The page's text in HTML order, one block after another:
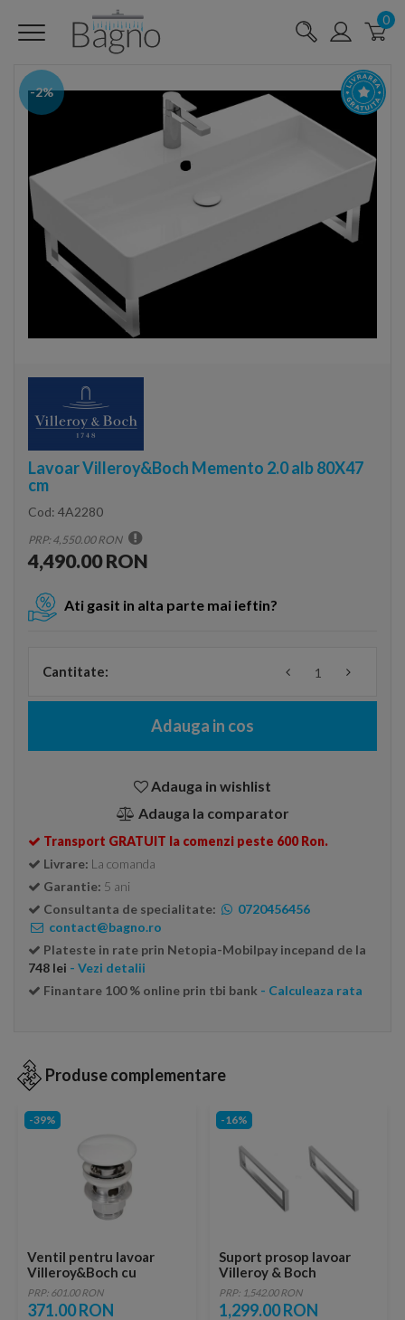
0
-2%
Lavoar Villeroy&Boch Memento 2.0 alb 80X47
cm
Cod: 4A2280
PRP: 4,550.00 RON
4,490.00 RON
Ati gasit in alta parte mai ieftin?
Cantitate:
Adauga in cos
Adauga in wishlist
Adauga la comparator
Transport GRATUIT la comenzi peste 600 Ron.
Livrare: La comanda
Garantie: 5 ani
Consultanta de specialitate:
0720456456
contact@bagno.ro
Plateste in rate prin Netopia-Mobilpay incepand de la
748 lei - Vezi detalii
Finantare 100 % online prin tbi bank - Calculeaza rata
Produse complementare
-39%
Ventil pentru lavoar
Villeroy&Boch cu
preaplin alb lucios
PRP: 601.00 RON
371.00 RON
-16%
Suport prosop lavoar
Villeroy & Boch
Memento 2.0, 42x14 cm,
crom
PRP: 1,542.00 RON
1,299.00 RON